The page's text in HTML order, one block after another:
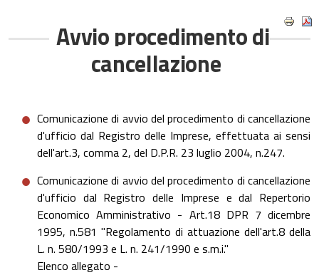
Avvio procedimento di
cancellazione
​Comunicazione di avvio del procedimento di cancellazione
d'ufficio dal Registro delle Imprese, effettuata ai sensi
dell'art.3, comma 2, del D.P.R. 23 luglio 2004, n.247.
Comunicazione di avvio del procedimento di cancellazione
d'ufficio dal Registro delle Imprese e dal Repertorio
Economico Amministrativo - Art.18 DPR 7 dicembre
1995, n.581 "Regolamento di attuazione dell'art.8 della
L. n. 580/1993 e L. n. 241/1990 e s.m.i."
Elenco allegato -